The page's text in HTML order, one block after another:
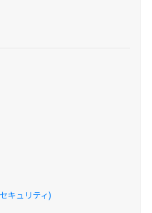
キュリティ)